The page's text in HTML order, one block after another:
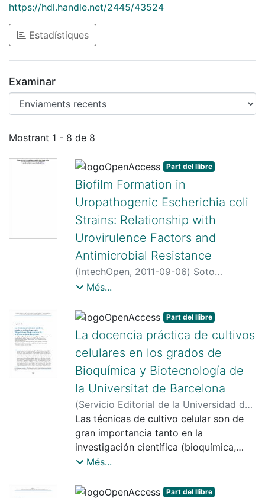
https://hdl.handle.net/2445/43524
Estadístiques
Examinar
Enviaments recents
Mostrant 1 - 8 de 8
Part del llibre
Biofilm Formation in
Uropathogenic Escherichia coli
Strains: Relationship with
Urovirulence Factors and
Antimicrobial Resistance
(IntechOpen, 2011-09-06) Soto
González, Sara M.
Jordi
Més...
Part del llibre
La docencia práctica de cultivos
celulares en los grados de
Bioquímica y Biotecnología de
la Universitat de Barcelona
(Servicio Editorial de la Universidad del
País Vasco,2020-02)Reina del Pozo,
Manuel;Martínez Estrada, Ofelia María
Soriano Zaragoza, Francesc X.
(Francesc Xavier)
Torres Cano, Alejo; García Melero, Ana
Las técnicas de cultivo celular son de
gran importancia tanto en la
investigación científica (bioquímica,
biotecnológica, biomédica...) como en
entre las que destacaríamos la
Més...
Part del llibre